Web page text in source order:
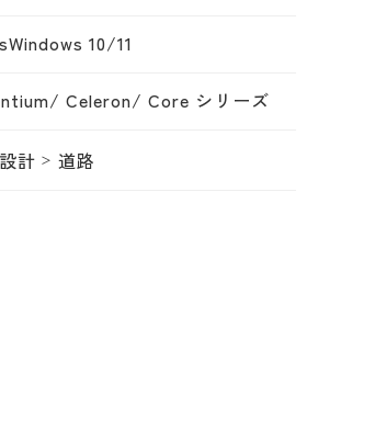
10/11
Celeron/ Core シリーズ
設計 道路